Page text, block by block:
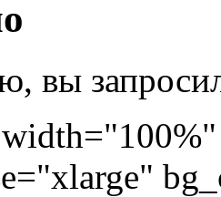
вы